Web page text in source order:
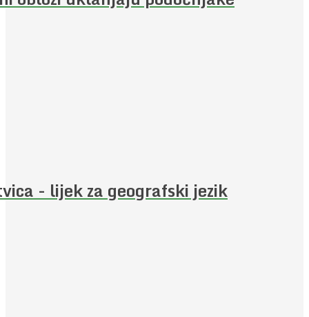
- lijek za geografski jezik